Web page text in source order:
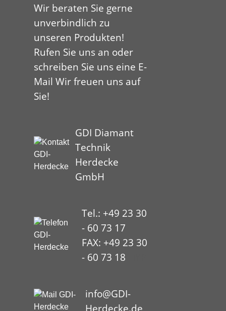
Wir beraten Sie gerne
unverbindlich zu
unseren Produkten!
Rufen Sie uns an oder
schreiben Sie uns eine E-
Mail Wir freuen uns auf
Sie!
GDI Diamant
Technik
Herdecke
GmbH
Tel.: +49 23 30
- 60 73 17
FAX: +49 23 30
- 60 73 18
info@GDI-
Herdecke.de